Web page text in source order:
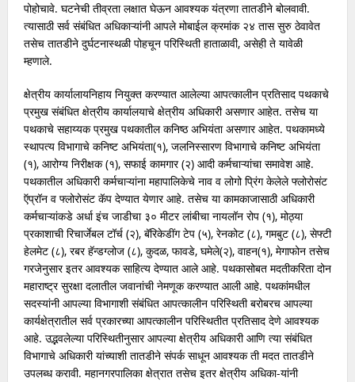
पोहोचावे. घटनेची तीव्रता लक्षात घेऊन आवश्यक यंत्रणा तातडीने बोलवावी.
त्यासाठी सर्व संबंधित अधिकाऱ्यांनी आपले मोबाईल क्रमांक २४ तास सुरु ठेवावेत
तसेच तातडीने दुर्घटनास्थळी पोहचून परिस्थिती हाताळावी, असेही ते यावेळी
म्हणाले.
क्षेत्रीय कार्यालायनिहाय नियुक्त करण्यात आलेल्या आपत्कालीन प्रतिसाद पथकाचे
प्रमुख संबंधित क्षेत्रीय कार्यालयाचे क्षेत्रीय अधिकारी असणार आहेत. तसेच या
पथकाचे सहाय्यक प्रमुख पथकातील कनिष्ठ अभियंता असणार आहेत. पथकामध्ये
स्थापत्य विभागाचे कनिष्ट अभियंता(१), जलनिस्सारण विभागाचे कनिष्ट अभियंता
(१), आरोग्य निरीक्षक (१), सफाई कामगार (२) आदी कर्मचाऱ्यांचा समावेश आहे.
पथकातील अधिकारी कर्मचाऱ्यांना महापालिकेचे नाव व लोगो प्रिंग केलेले फ्लोरोसंट
ऍप्रॉन व फ्लोरोसंट कॅप देण्यात येणार आहे. तसेच या कामकाजासाठी अधिकारी
कर्मचाऱ्यांकडे अर्धा इंच जाडीचा ३० मीटर लांबीचा नायलॉन रोप (१), मोठ्या
प्रकाशाची रिचार्जेबल टॉर्च (२), बॅरिकेडींग टेप (५), रेनकोट (८), गमबुट (८), सेफ्टी
हेलमेट (८), रबर हॅन्डग्लोज (८), कुदळ, फावडे, घमेले(२), वाहन(१), मेगाफोन तसेच
गरजेनुसार इतर आवश्यक साहित्य देण्यात आले आहे. पथकासोबत मदतीकरिता दोन
महाराष्ट्र सुरक्षा दलातील जवानांची नेमणूक करण्यात आली आहे. पथकांमधील
सदस्यांनी आपल्या विभागाशी संबंधित आपत्कालीन परिस्थिती बरोबरच आपल्या
कार्यक्षेत्रातील सर्व प्रकारच्या आपत्कालीन परिस्थितीत प्रतिसाद देणे आवश्यक
आहे. उद्भवलेल्या परिस्थितीनुसार आपल्या क्षेत्रीय अधिकारी आणि त्या संबंधित
विभागाचे अधिकारी यांच्याशी तातडीने संपर्क साधून आवश्यक ती मदत तातडीने
उपलब्ध करावी. महानगरपालिका क्षेत्रात तसेच इतर क्षेत्रीय अधिका-यांनी